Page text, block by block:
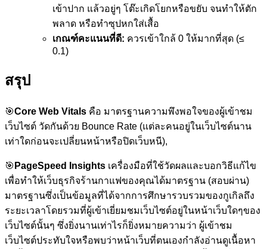
เข้าปาก แล้วอยู่ๆ โต๊ะเกิดโยกหรือขยับ จนทำให้ตัก
พลาด หรือทำซุปหกใส่เสื้อ
เกณฑ์คะแนนที่ดี: ควรเข้าใกล้ 0 ให้มากที่สุด (≤
0.1)
สรุป
🎯Core Web Vitals คือ มาตรฐานความพึงพอใจของผู้เข้าชม
เว็บไซต์ วัดกันด้วย Bounce Rate (แต่ละคนอยู่ในเว็บไซต์นาน
เท่าใดก่อนจะเปลี่ยนหน้าหรือปิดเว็บหนี),
🎯 PageSpeed Insights เครื่องมือที่ใช้วัดผลและบอกวิธีแก้ไข
เพื่อทำให้เว็บธุรกิจร้านกาแฟของคุณได้มาตรฐาน (สอบผ่าน)
มาตรฐานซึ่งเป็นข้อมูลที่ได้จากการศึกษารวบรวมของกูเกิลถึง
ระยะเวลาโดยรวมที่ผู้เข้าเยี่ยมชมเว็บไซต์อยู่ในหน้าเว็บใดๆของ
เว็บไซต์นั้นๆ ซึ่งยิ่งนานเท่าไรก็ยิ่งหมายความว่า ผู้เข้าชม
เว็บไซต์ประทับใจหรือพบว่าหน้าเว็บที่ตนเองกำลังอ่านดูเนื้อหา